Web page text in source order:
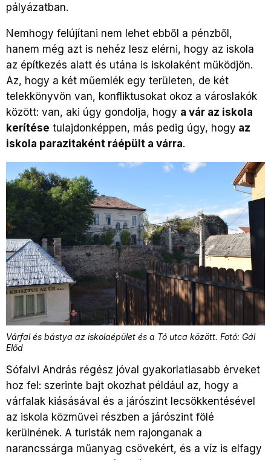
pályázatban.
Nemhogy felújítani nem lehet ebből a pénzből,
hanem még azt is nehéz lesz elérni, hogy az iskola
az építkezés alatt és utána is iskolaként működjön.
Az, hogy a két műemlék egy területen, de két
telekkönyvön van, konfliktusokat okoz a városlakók
között: van, aki úgy gondolja, hogy a vár az iskola
kerítése tulajdonképpen, más pedig úgy, hogy az
iskola parazitaként ráépült a várra.
Várfal és bástya az iskolaépület és a Tó utca között. Fotó: Gál
Előd
Sófalvi András régész jóval gyakorlatiasabb érveket
hoz fel: szerinte bajt okozhat például az, hogy a
várfalak kiásásával és a járószint lecsökkentésével
az iskola közművei részben a járószint fölé
kerülnének. A turisták nem rajonganak a
narancssárga műanyag csövekért, és a víz is elfagy